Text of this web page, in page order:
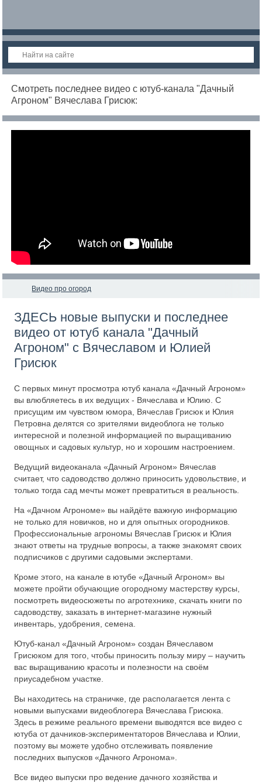
Смотреть последнее видео с ютуб-канала "Дачный
Агроном" Вячеслава Грисюк:
Видео про огород
ЗДЕСЬ новые выпуски и последнее
видео от ютуб канала "Дачный
Агроном" с Вячеславом и Юлией
Грисюк
С первых минут просмотра ютуб канала «Дачный Агроном»
вы влюбляетесь в их ведущих - Вячеслава и Юлию. С
присущим им чувством юмора, Вячеслав Грисюк и Юлия
Петровна делятся со зрителями видеоблога не только
интересной и полезной информацией по выращиванию
овощных и садовых культур, но и хорошим настроением.
Ведущий видеоканала «Дачный Агроном» Вячеслав
считает, что садоводство должно приносить удовольствие, и
только тогда сад мечты может превратиться в реальность.
На «Дачном Агрономе» вы найдёте важную информацию
не только для новичков, но и для опытных огородников.
Профессиональные агрономы Вячеслав Грисюк и Юлия
знают ответы на трудные вопросы, а также знакомят своих
подписчиков с другими садовыми экспертами.
Кроме этого, на канале в ютубе «Дачный Агроном» вы
можете пройти обучающие огородному мастерству курсы,
посмотреть видеосюжеты по агротехнике, скачать книги по
садоводству, заказать в интернет-магазине нужный
инвентарь, удобрения, семена.
Ютуб-канал «Дачный Агроном» создан Вячеславом
Грисюком для того, чтобы приносить пользу миру – научить
вас выращиванию красоты и полезности на своём
приусадебном участке.
Вы находитесь на страничке, где располагается лента с
новыми выпусками видеоблогера Вячеслава Грисюка.
Здесь в режиме реального времени выводятся все видео с
ютуба от дачников-экспериментаторов Вячеслава и Юлии,
поэтому вы можете удобно отслеживать появление
последних выпусков «Дачного Агронома».
Все видео выпуски про ведение дачного хозяйства и